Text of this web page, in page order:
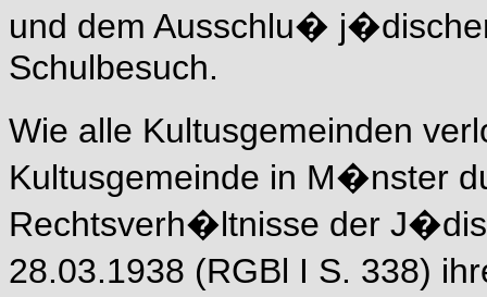
und dem Ausschlu�
Schulbesuch.
Wie alle Kultusgemeinden
Kultusgemeinde in M�nster
Rechtsverh�ltnisse der
28.03.1938 (RGBl I S. 338)